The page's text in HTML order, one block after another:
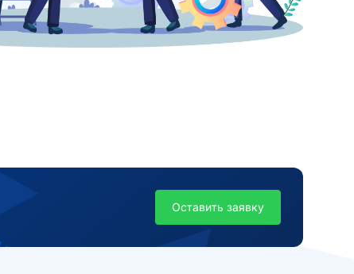
Оставить заявку